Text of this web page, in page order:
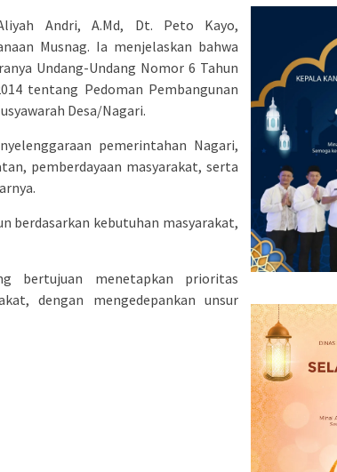
Andri, A.Md, Dt. Peto Kayo,
Musnag. Ia menjelaskan bahwa
Undang-Undang Nomor 6 Tahun
tentang Pedoman Pembangunan
Desa/Nagari.
pemerintahan Nagari,
pemberdayaan masyarakat, serta
berdasarkan kebutuhan masyarakat,
bertujuan menetapkan prioritas
dengan mengedepankan unsur